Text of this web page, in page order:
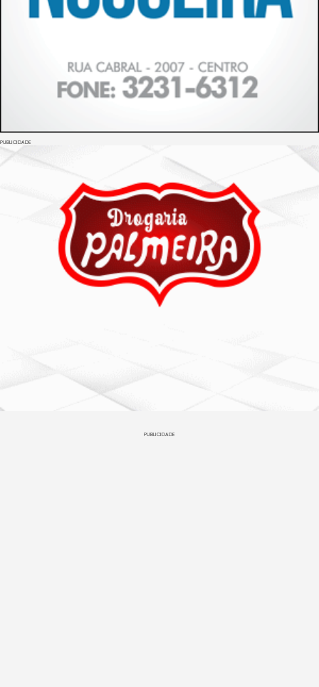
PUBLICIDADE
PUBLICIDADE